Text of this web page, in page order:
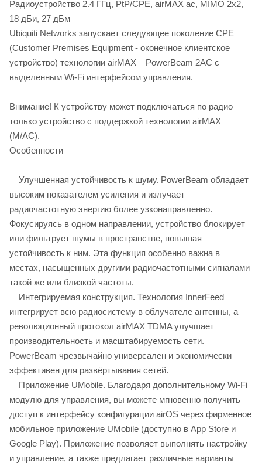
Радиоустройство 2.4 ГГц, PtP/CPE, airMAX ac, MIMO 2х2,
18 дБи, 27 дБм
Ubiquiti Networks запускает следующее поколение CPE
(Customer Premises Equipment - оконечное клиентское
устройство) технологии airMAX – PowerBeam 2AC с
выделенным Wi-Fi интерфейсом управления.
Внимание! К устройству может подключаться по радио
только устройство с поддержкой технологии airMAX
(M/AC).
Особенности
Улучшенная устойчивость к шуму. PowerBeam обладает
высоким показателем усиления и излучает
радиочастотную энергию более узконаправленно.
Фокусируясь в одном направлении, устройство блокирует
или фильтрует шумы в пространстве, повышая
устойчивость к ним. Эта функция особенно важна в
местах, насыщенных другими радиочастотными сигналами
такой же или близкой частоты.
Интегрируемая конструкция. Технология InnerFeed
интегрирует всю радиосистему в облучателе антенны, а
революционный протокол airMAX TDMA улучшает
производительность и масштабируемость сети.
PowerBeam чрезвычайно универсален и экономически
эффективен для развёртывания сетей.
Приложение UMobile. Благодаря дополнительному Wi-Fi
модулю для управления, вы можете мгновенно получить
доступ к интерфейсу конфигурации airOS через фирменное
мобильное приложение UMobile (доступно в App Store и
Google Play). Приложение позволяет выполнять настройку
и управление, а также предлагает различные варианты